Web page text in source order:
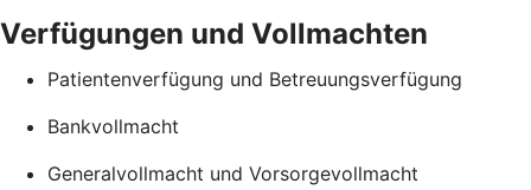
Verfügungen und Vollmachten
Patientenverfügung und Betreuungsverfügung
Bankvollmacht
Generalvollmacht und Vorsorgevollmacht